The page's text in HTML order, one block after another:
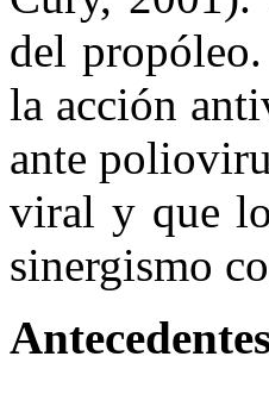
del
la acción
ante
viral y que
sinergismo